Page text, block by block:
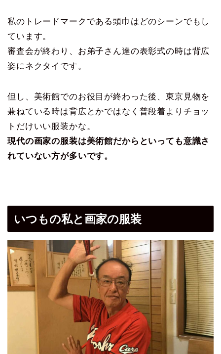
私のトレードマークである頭巾はどのシーンでもし
ています。
審査会が終わり、お弟子さん達の表彰式の時は背広
姿にネクタイです。
但し、美術館でのお役目が終わった後、東京見物を
兼ねている時は背広とかではなく普段着よりチョッ
トだけいい服装かな。
現代の画家の服装は美術館だからといっても意識さ
れていない方が多いです。
いつもの私と画家の服装